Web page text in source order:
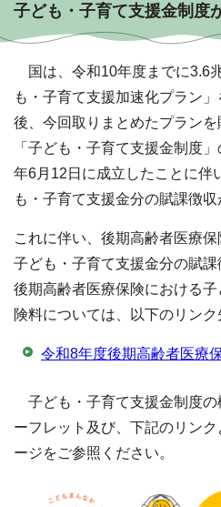
子ども・子育て支援金制度
国は、令和10年度までに3.6
も・子育て支援加速化プラン
後、今回取りまとめたプラン
「子ども・子育て支援金制度
年6月12日に成立したことに伴
も・子育て支援金分の賦課徴収
これに伴い、後期高齢者医療保
子ども・子育て支援金分の賦課
後期高齢者医療保険における
険料については、以下のリンク
令和8年度後期高齢者医療
子ども・子育て支援金制度の
ーフレット及び、下記のリン
ージをご参照ください。